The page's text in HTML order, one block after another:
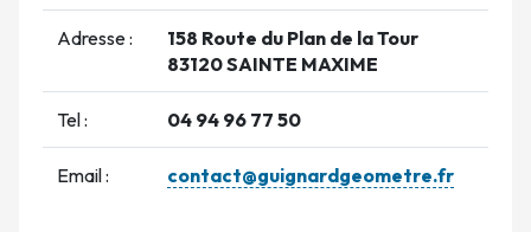
Adresse :
158 Route du Plan de la Tour
83120 SAINTE MAXIME
Tel : 04 94 96 77 50
Email : contact@guignardgeometre.fr